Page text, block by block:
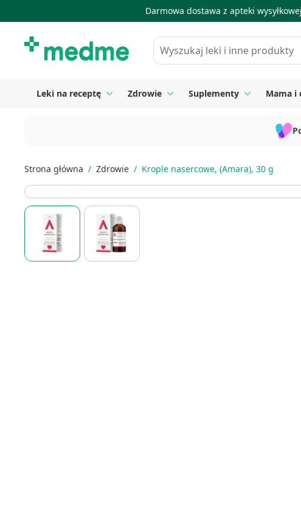
Darmowa dostawa z apteki
Wyszukaj leki i inne produkty
Leki na receptę Toggle submenu for Leki na receptę
Zdrowie Toggle submenu for Zdrowie
Suplementy ToggleMama i
Strona główna / Zdrowie / Krople nasercowe, (Amara), 30 g